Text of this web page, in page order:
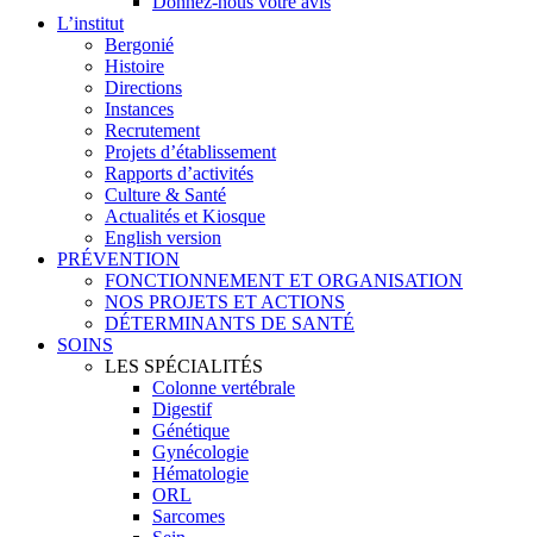
L’institut
Bergonié
Histoire
Directions
Instances
Recrutement
Projets d’établissement
Rapports d’activités
Culture & Santé
Actualités et Kiosque
English version
PRÉVENTION
FONCTIONNEMENT ET ORGANISATION
NOS PROJETS ET ACTIONS
DÉTERMINANTS DE SANTÉ
SOINS
LES SPÉCIALITÉS
Colonne vertébrale
Digestif
Génétique
Gynécologie
Hématologie
ORL
Sarcomes